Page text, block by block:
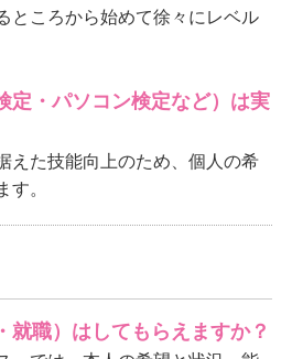
ところから始めて徐々にレベル
定・パソコン検定など）は実
えた技能向上のため、個人の希
す。
就職）はしてもらえ ますか？